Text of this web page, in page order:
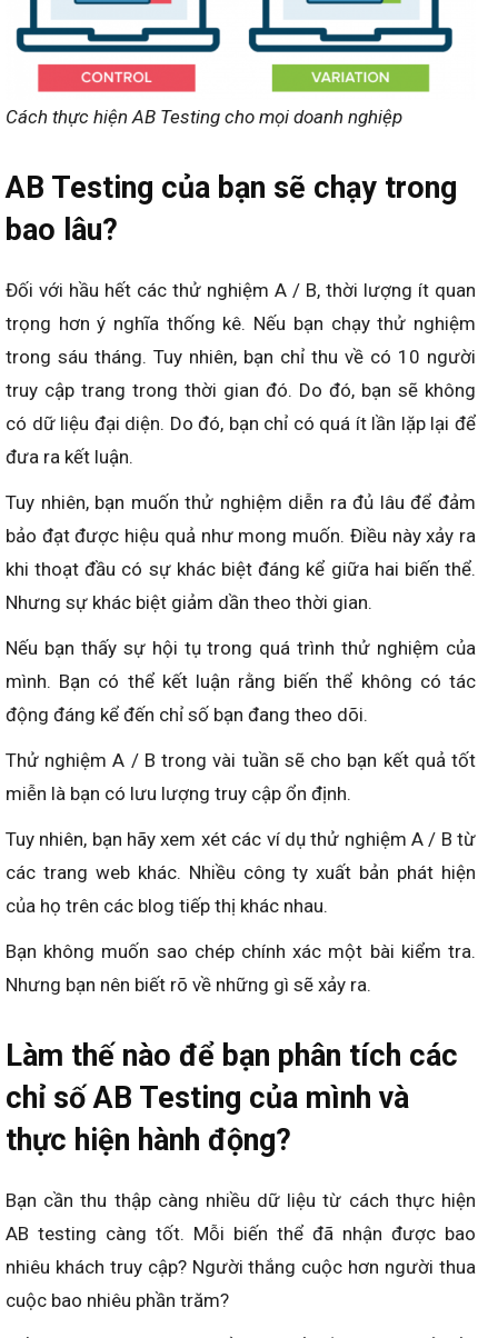
Cách thực hiện AB Testing cho mọi doanh nghiệp
AB Testing của bạn sẽ chạy trong
bao lâu?
Đối với hầu hết các thử nghiệm A / B, thời lượng ít quan
trọng hơn ý nghĩa thống kê. Nếu bạn chạy thử nghiệm
trong sáu tháng. Tuy nhiên, bạn chỉ thu về có 10 người
truy cập trang trong thời gian đó. Do đó, bạn sẽ không
có dữ liệu đại diện. Do đó, bạn chỉ có quá ít lần lặp lại để
đưa ra kết luận.
Tuy nhiên, bạn muốn thử nghiệm diễn ra đủ lâu để đảm
bảo đạt được hiệu quả như mong muốn. Điều này xảy ra
khi thoạt đầu có sự khác biệt đáng kể giữa hai biến thể.
Nhưng sự khác biệt giảm dần theo thời gian.
Nếu bạn thấy sự hội tụ trong quá trình thử nghiệm của
mình. Bạn có thể kết luận rằng biến thể không có tác
động đáng kể đến chỉ số bạn đang theo dõi.
Thử nghiệm A / B trong vài tuần sẽ cho bạn kết quả tốt
miễn là bạn có lưu lượng truy cập ổn định.
Tuy nhiên, bạn hãy xem xét các ví dụ thử nghiệm A / B từ
các trang web khác. Nhiều công ty xuất bản phát hiện
của họ trên các blog tiếp thị khác nhau.
Bạn không muốn sao chép chính xác một bài kiểm tra.
Nhưng bạn nên biết rõ về những gì sẽ xảy ra.
Làm thế nào để bạn phân tích các
chỉ số AB Testing của mình và
thực hiện hành động?
Bạn cần thu thập càng nhiều dữ liệu từ cách thực hiện
AB testing càng tốt. Mỗi biến thể đã nhận được bao
nhiêu khách truy cập? Người thắng cuộc hơn người thua
cuộc bao nhiêu phần trăm?